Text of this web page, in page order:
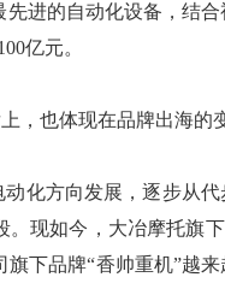
进的自动化设备，结
亿元。
也体现在品牌出海的
方向发展，逐步从代
现如今，大冶摩托旗
下品牌“香帅重机”越